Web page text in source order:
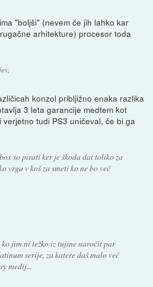
"boljši" (nevem če jih lahko kar
arhitekture) procesor toda
konzol pribljižno enaka razlika
3 leta garancije medtem kot
tudi PS3 uničeval, če bi ga
so pirati ker je škoda dat toliko za
vrgu v koš za smeti ko ne bo več
jim ni težko iz tujine naročit par
serije, za katere daš malo več
medij...